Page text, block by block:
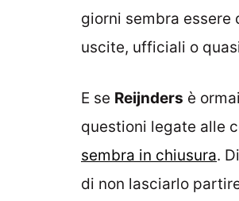
giorni sembra
uscite, ufficiali o
E se Reijnders è
questioni legate alle
sembra in chiusura.
di non lasciarlo